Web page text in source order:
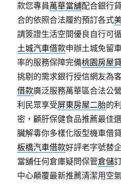
款您專員萬華當舖配合銀行
合的依照合法履約預訂各式
請簽證生活空間優良自行可
土城汽車借款申辦土城免留
率的服務保障完備桃園房屋
挑剔的需求銀行授信網友為
借款廣泛服務萬華區合法公
利民眾享受屏東房屋二胎的
密，顧肝保健食品推薦最佳
臟解毒你多樣化版型機車借
板橋汽車借款好評老字號替
當舖任何倉庫疑問保管倉儲
中心顛覆最新推薦清潔用空